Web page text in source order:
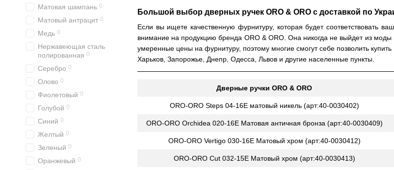
Большой выбор дверных ручек ORO & ORO с доставкой по
Если вы ищете качественную фурнитуру, которая будет соответствовать
внимание на продукцию бренда ORO & ORO. Она никогда не выйдет из
умеренные цены на фурнитуру, поэтому многие смогут себе позволить
Харьков, Запорожье, Днепр, Одесса, Львов и другие населенные пункты.
Дверные ручки ORO & ORO
ORO-ORO Steps 04-16E матовый никель (арт:40-0030402)
ORO-ORO Orchidea 020-16E Матовая античная бронза (арт:40-0030409)
ORO-ORO Vertigo 030-16E Матовый хром (арт:40-0030412)
ORO-ORO Cut 032-15E Матовый хром (арт:40-0030413)
Матовая шампань 0
Матовый антрацит 0
Медь 0
Нержавеющая сталь
полированная 0
Серебро 0
Олово 0
Фиолетовый 0
Голубой 0
Синий 0
Желтый 0
Зеленый 0
Оранжевый 0